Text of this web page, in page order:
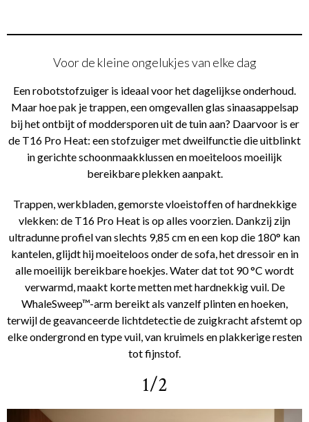
Voor de kleine ongelukjes van elke dag
Een robotstofzuiger is ideaal voor het dagelijkse onderhoud.
Maar hoe pak je trappen, een omgevallen glas sinaasappelsap
bij het ontbijt of moddersporen uit de tuin aan? Daarvoor is er
de T16 Pro Heat: een stofzuiger met dweilfunctie die uitblinkt
in gerichte schoonmaakklussen en moeiteloos moeilijk
bereikbare plekken aanpakt.
Trappen, werkbladen, gemorste vloeistoffen of hardnekkige
vlekken: de T16 Pro Heat is op alles voorzien. Dankzij zijn
ultradunne profiel van slechts 9,85 cm en een kop die 180° kan
kantelen, glijdt hij moeiteloos onder de sofa, het dressoir en in
alle moeilijk bereikbare hoekjes. Water dat tot 90 °C wordt
verwarmd, maakt korte metten met hardnekkig vuil. De
WhaleSweep™-arm bereikt als vanzelf plinten en hoeken,
terwijl de geavanceerde lichtdetectie de zuigkracht afstemt op
elke ondergrond en type vuil, van kruimels en plakkerige resten
tot fijnstof.
1/2